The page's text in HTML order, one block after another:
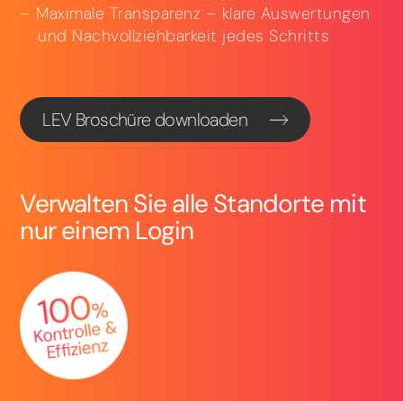
Verwalten Sie alle Standorte mit
nur einem Login
Maximale Transparenz – klare Auswertungen
und Nachvollziehbarkeit jedes Schritts
LEV Broschüre downloaden